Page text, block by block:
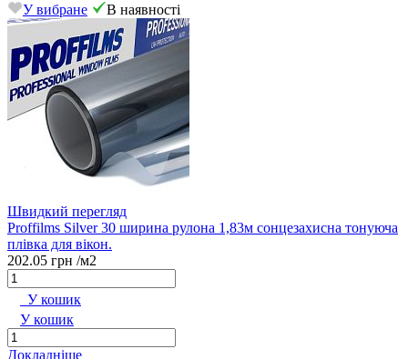
У вибране
В наявності
Швидкий перегляд
Proffilms Silver 30 ширина рулона 1,83м сонцезахисна тонуюча
плівка для вікон.
202.05 грн /м2
У кошик
У кошик
Докладніше